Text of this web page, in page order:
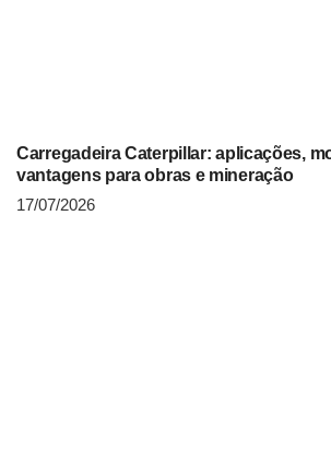
Carregadeira Caterpillar: aplicações,
vantagens para obras e mineração
17/07/2026